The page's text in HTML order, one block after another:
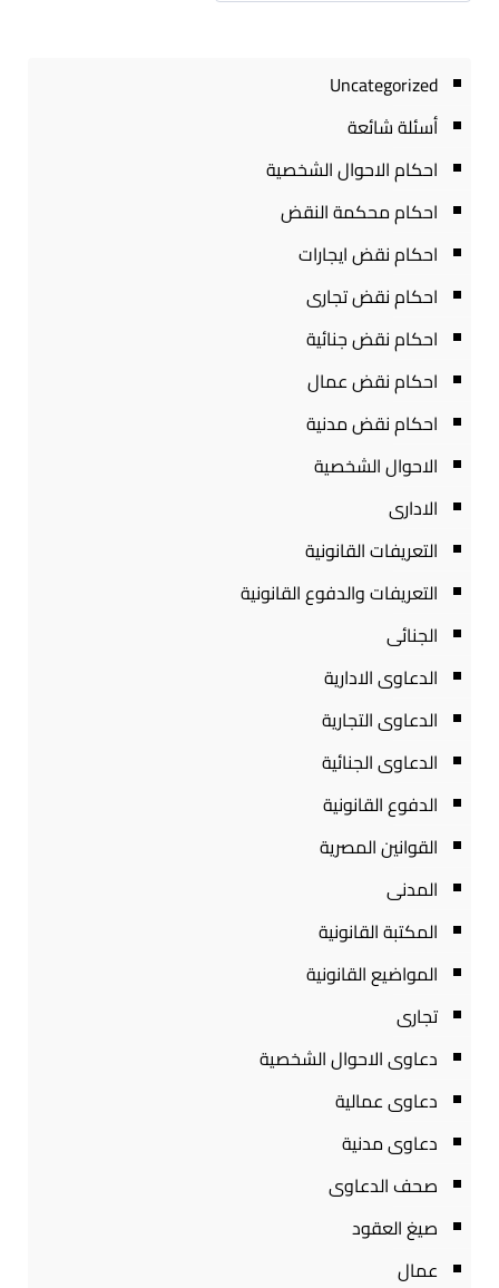
Uncategorized
أسئلة شائعة
احكام الاحوال الشخصية
احكام محكمة النقض
احكام نقض ايجارات
احكام نقض تجارى
احكام نقض جنائية
احكام نقض عمال
احكام نقض مدنية
الاحوال الشخصية
الادارى
التعريفات القانونية
التعريفات والدفوع القانونية
الجنائى
الدعاوى الادارية
الدعاوى التجارية
الدعاوى الجنائية
الدفوع القانونية
القوانين المصرية
المدنى
المكتبة القانونية
المواضيع القانونية
تجارى
دعاوى الاحوال الشخصية
دعاوى عمالية
دعاوى مدنية
صحف الدعاوى
صيغ العقود
عمال